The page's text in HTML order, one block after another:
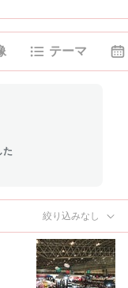
テーマ
た
絞り込みなし